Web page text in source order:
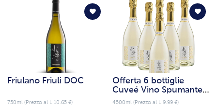
Friulano Friuli DOC
750ml (Prezzo al L 10.65 €)
Offerta 6 bottiglie
Cuveé Vino Spumante
Extry Dry Millesimato
4500ml (Prezzo al L 9.99 €)